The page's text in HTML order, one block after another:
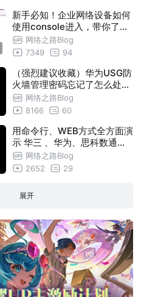
新手必知！企业网络设备如何
使用console进入，带你了解
会遇到哪些坑，需要用到的软
件（还不知道console线是什
网络之路Blog
7349
94
（强烈建议收藏）华为USG防
火墙管理密码忘记了怎么处理
（保留配置）
网络之路Blog
8166
60
用命令行、WEB方式全方面演
示 华三 、华为、思科数通网
络设备如何保存配置
网络之路Blog
2652
29
展开